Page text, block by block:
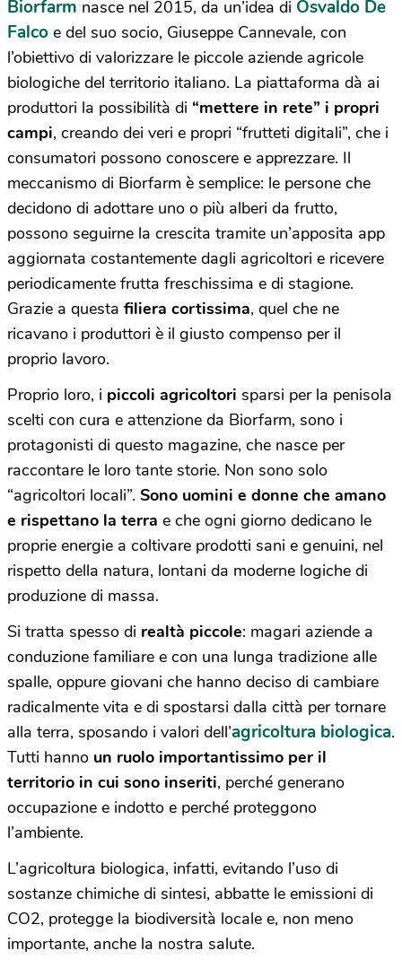
Biorfarm nasce nel 2015, da un’idea di Osvaldo De
Falco e del suo socio, Giuseppe Cannevale, con
l’obiettivo di valorizzare le piccole aziende agricole
biologiche del territorio italiano. La piattaforma dà ai
produttori la possibilità di “mettere in rete” i propri
campi, creando dei veri e propri “frutteti digitali”, che i
consumatori possono conoscere e apprezzare. Il
meccanismo di Biorfarm è semplice: le persone che
decidono di adottare uno o più alberi da frutto,
possono seguirne la crescita tramite un’apposita app
aggiornata costantemente dagli agricoltori e ricevere
periodicamente frutta freschissima e di stagione.
Grazie a questa filiera cortissima, quel che ne
ricavano i produttori è il giusto compenso per il
proprio lavoro.
Proprio loro, i piccoli agricoltori sparsi per la penisola
scelti con cura e attenzione da Biorfarm, sono i
protagonisti di questo magazine, che nasce per
raccontare le loro tante storie. Non sono solo
“agricoltori locali”. Sono uomini e donne che amano
e rispettano la terra e che ogni giorno dedicano le
proprie energie a coltivare prodotti sani e genuini, nel
rispetto della natura, lontani da moderne logiche di
produzione di massa.
Si tratta spesso di realtà piccole: magari aziende a
conduzione familiare e con una lunga tradizione alle
spalle, oppure giovani che hanno deciso di cambiare
radicalmente vita e di spostarsi dalla città per tornare
alla terra, sposando i valori dell’agricoltura biologica.
Tutti hanno un ruolo importantissimo per il
territorio in cui sono inseriti, perché generano
occupazione e indotto e perché proteggono
l’ambiente.
L’agricoltura biologica, infatti, evitando l’uso di
sostanze chimiche di sintesi, abbatte le emissioni di
CO2, protegge la biodiversità locale e, non meno
importante, anche la nostra salute.